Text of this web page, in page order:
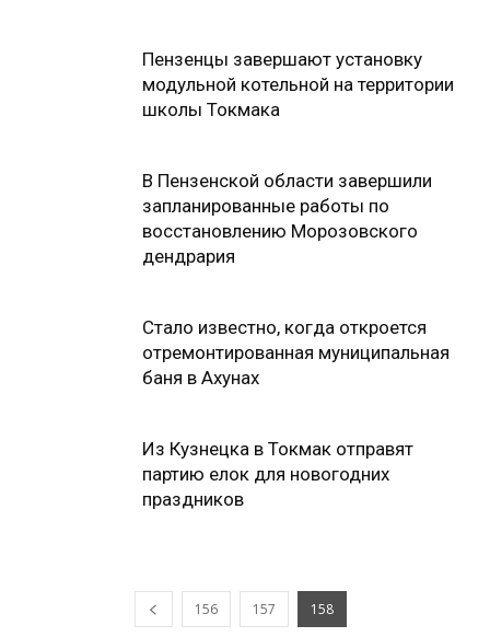
Пензенцы завершают установку
модульной котельной на территории
школы Токмака
В Пензенской области завершили
запланированные работы по
восстановлению Морозовского
дендрария
Стало известно, когда откроется
отремонтированная муниципальная
баня в Ахунах
Из Кузнецка в Токмак отправят
партию елок для новогодних
праздников
156 157 158